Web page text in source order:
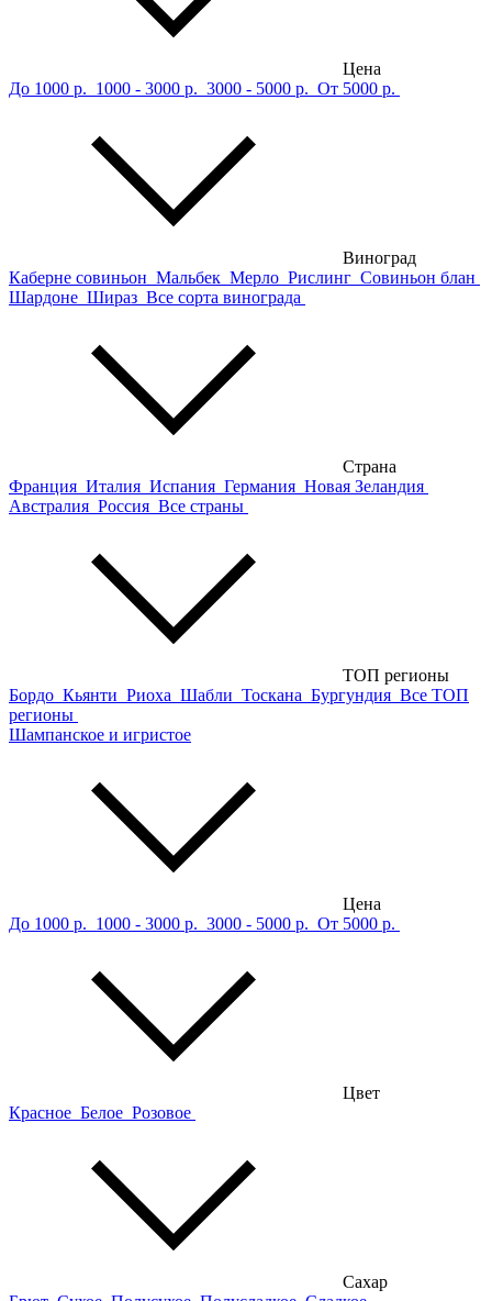
Цена
До 1000 р. 1000 - 3000 р. 3000 - 5000 р. От 5000 р.
Виноград
Каберне совиньон Мальбек Мерло Рислинг Совиньон блан
Шардоне Шираз Все сорта винограда
Страна
Франция Италия Испания Германия Новая Зеландия
Австралия Россия Все страны
ТОП регионы
Бордо Кьянти Риоха Шабли Тоскана Бургундия Все ТОП
регионы
Шампанское и игристое
Цена
До 1000 р. 1000 - 3000 р. 3000 - 5000 р. От 5000 р.
Цвет
Красное Белое Розовое
Сахар